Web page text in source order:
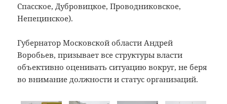
Спасское, Дубровицкое, Проводниковское,
Непецинское).
Губернатор Московской области Андрей
Воробьев, призывает все структуры власти
объективно оценивать ситуацию вокруг, не беря
во внимание должности и статус организаций.